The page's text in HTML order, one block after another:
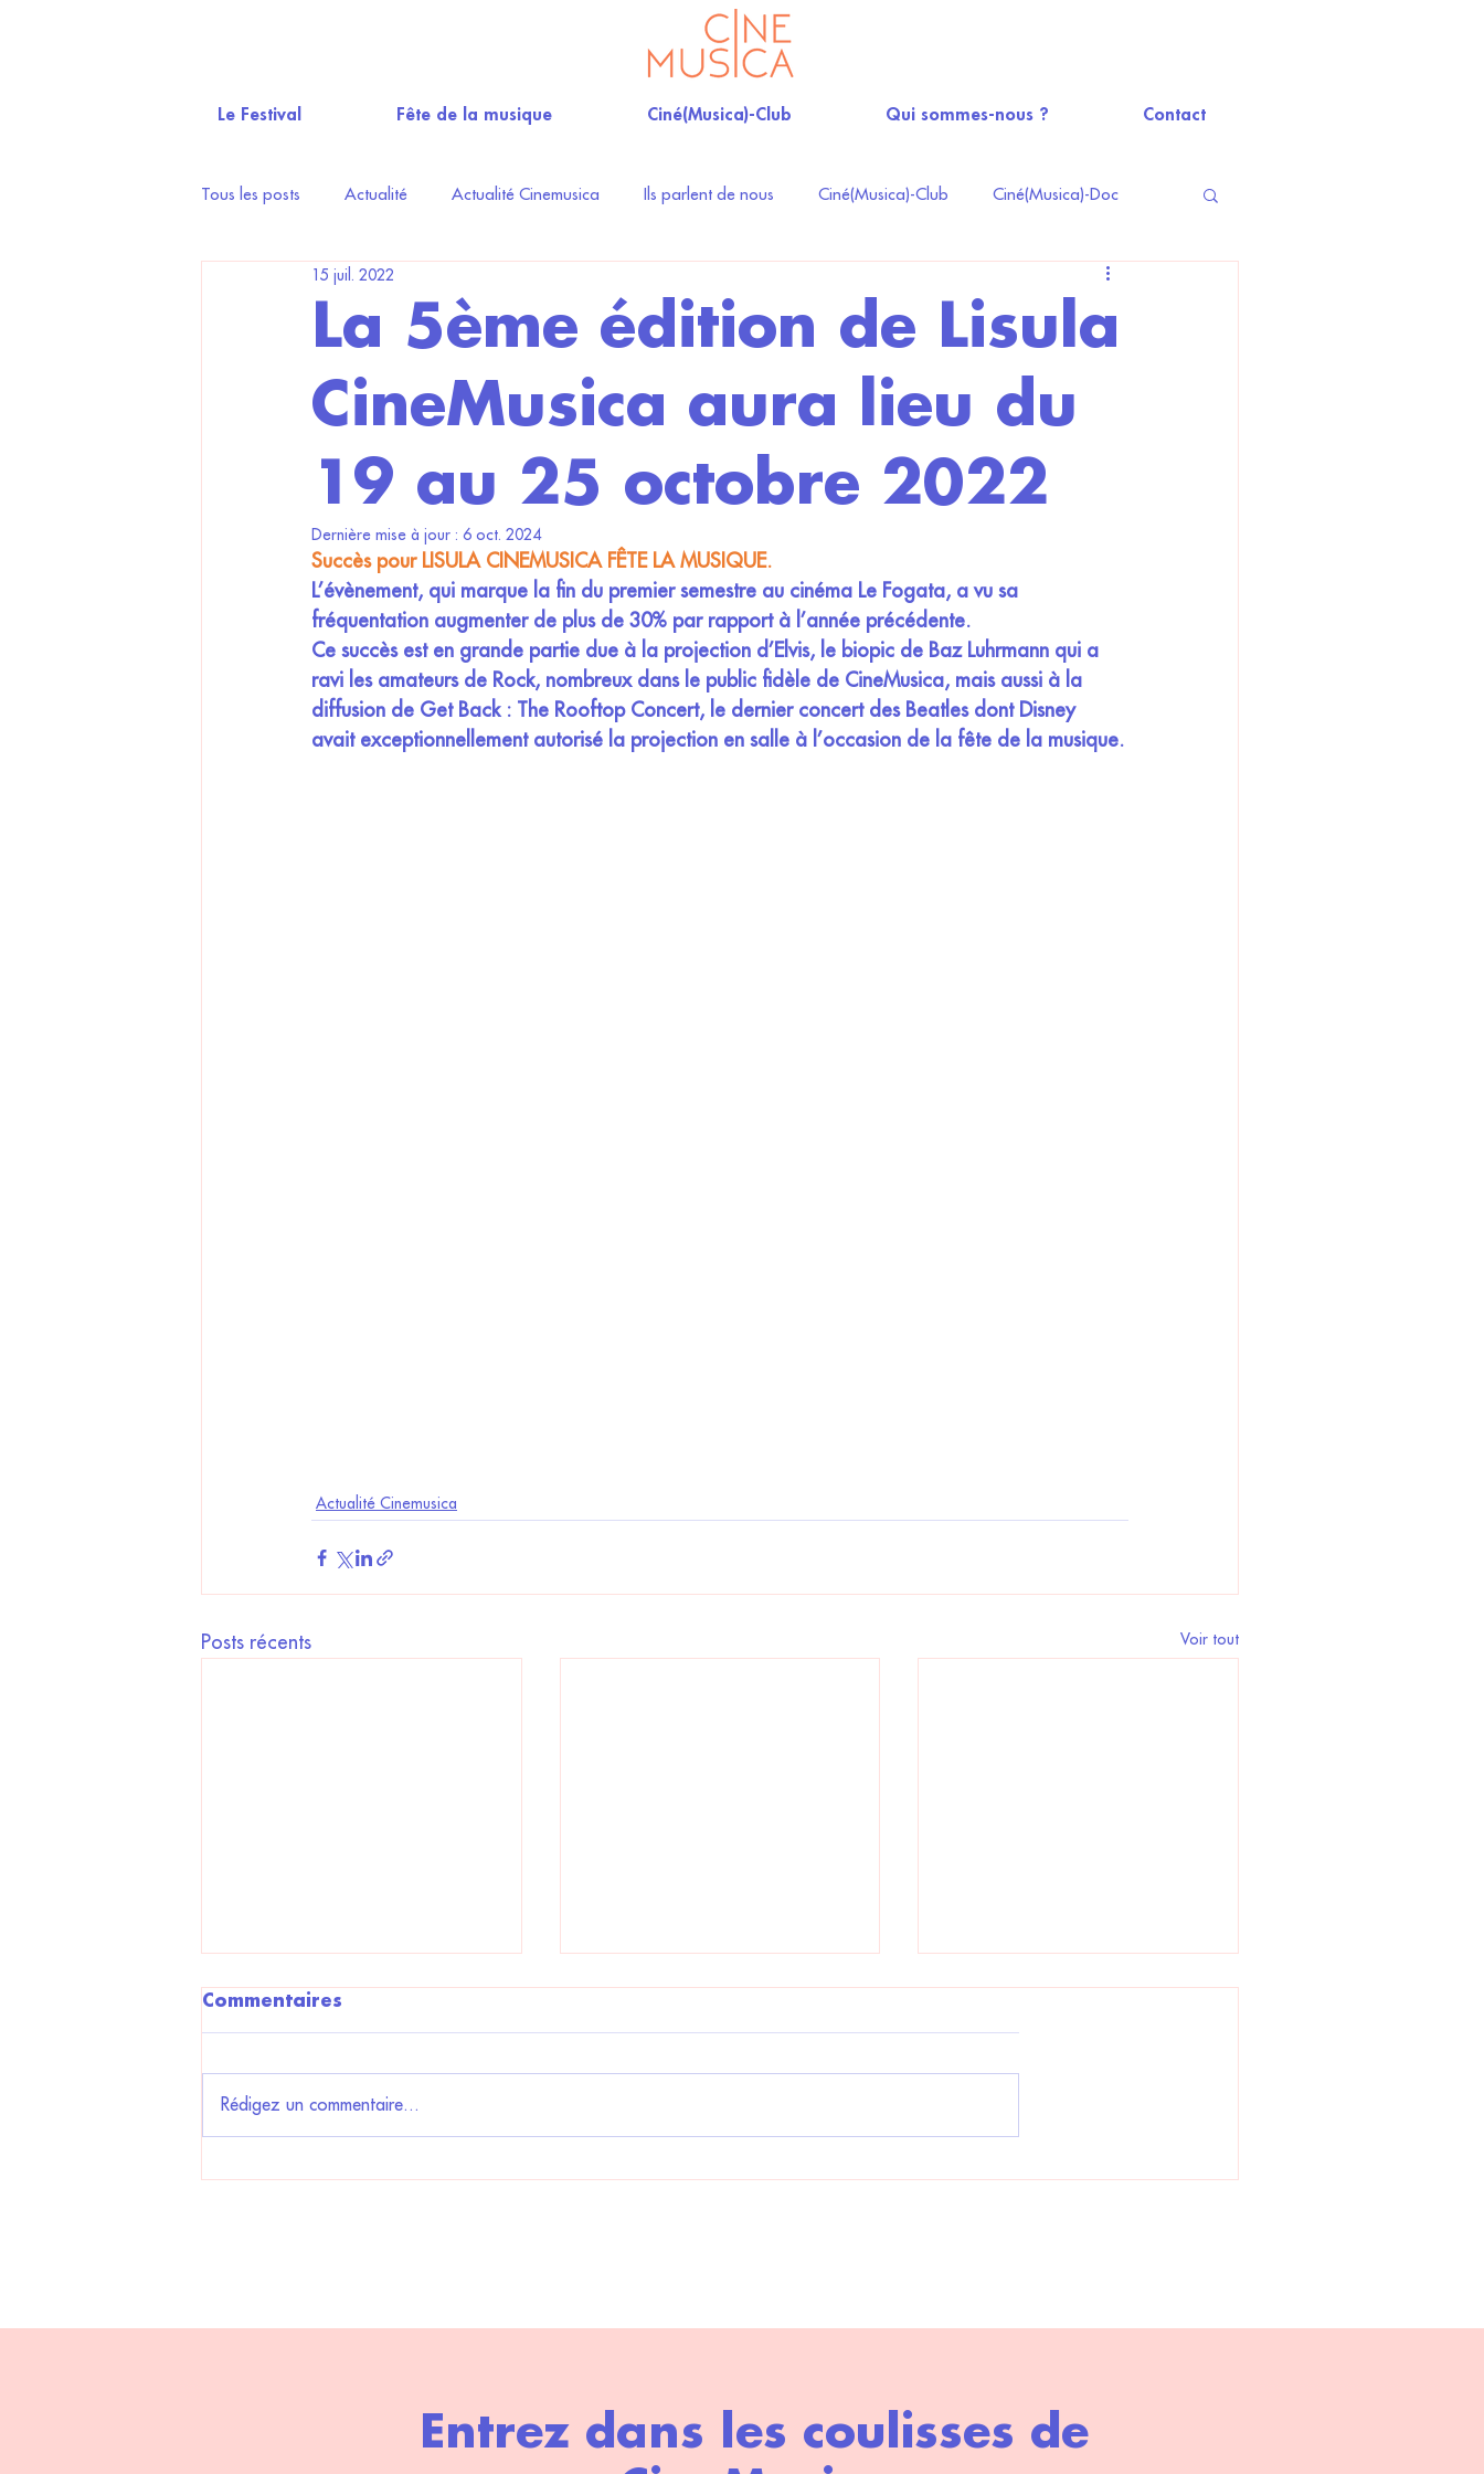
Le Festival Fête de la musique Ciné(Musica)-Club Qui sommes-nous ? Contact
Tous les posts Actualité Actualité Cinemusica Ils parlent de nous Ciné(Musica)-Club Ciné(Musica)-Doc
La 5ème édition de Lisula
CineMusica aura lieu du
19 au 25 octobre 2022
15 juil. 2022
Dernière mise à jour : 6 oct. 2024
Succès pour LISULA CINEMUSICA FÊTE LA MUSIQUE.
L’évènement, qui marque la fin du premier semestre au cinéma Le Fogata, a vu sa
fréquentation augmenter de plus de 30% par rapport à l’année précédente.
Ce succès est en grande partie due à la projection d’Elvis, le biopic de Baz Luhrmann qui a
ravi les amateurs de Rock, nombreux dans le public fidèle de CineMusica, mais aussi à la
diffusion de Get Back : The Rooftop Concert, le dernier concert des Beatles dont Disney
avait exceptionnellement autorisé la projection en salle à l’occasion de la fête de la musique.
Actualité Cinemusica
Posts récents Voir tout
Commentaires
Rédigez un commentaire...
Entrez dans les coulisses de